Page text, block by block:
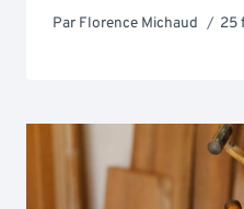
Par Florence Michaud 25